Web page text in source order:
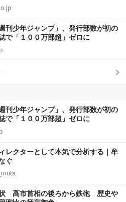
刊少年ジャンプ」、発行部数が初の
で「１００万部超」ゼロに
刊少年ジャンプ」、発行部数が初の
で「１００万部超」ゼロに
レクターとして本気で分析する｜牟
ぐ
状 高市首相の後ろから鉄砲 歴史や